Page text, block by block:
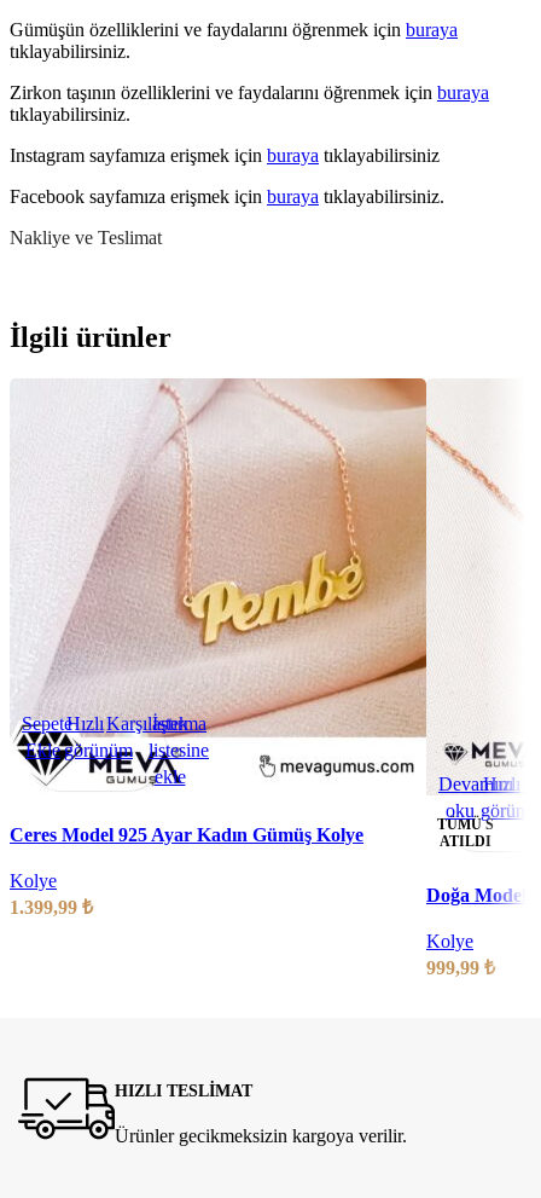
Gümüşün özelliklerini ve faydalarını öğrenmek için buraya
tıklayabilirsiniz.
Zirkon taşının özelliklerini ve faydalarını öğrenmek için buraya
tıklayabilirsiniz.
Instagram sayfamıza erişmek için buraya tıklayabilirsiniz
Facebook sayfamıza erişmek için buraya tıklayabilirsiniz.
Nakliye ve Teslimat
İlgili ürünler
Sepete
Ekle
Hızlı
görünüm
Karşılaştırma
İstek
listesine
ekle
Ceres Model 925 Ayar Kadın Gümüş Kolye
Kolye
1.399,99 ₺
TÜMÜ S
ATILDI
Devamını
oku
Hızlı
Doğa Model
Kolye
999,99 ₺
HIZLI TESLİMAT
Ürünler gecikmeksizin kargoya verilir.